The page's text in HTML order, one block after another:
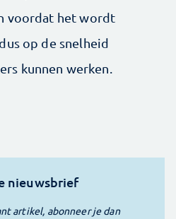
voordat het wordt
op de snelheid
kunnen werken.
nieuwsbrief
artikel, abonneer je dan